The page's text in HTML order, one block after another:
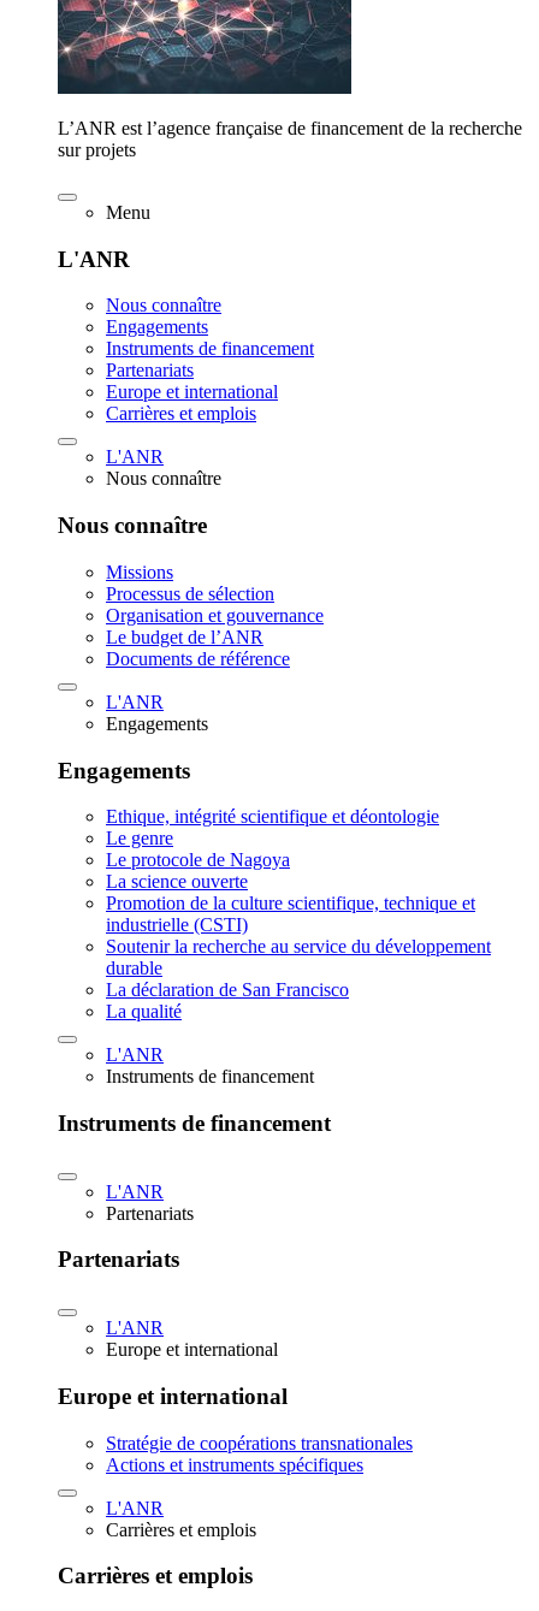
L’ANR est l’agence française de financement de la recherche
sur projets
Menu
L'ANR
Nous connaître
Engagements
Instruments de financement
Partenariats
Europe et international
Carrières et emplois
L'ANR
Nous connaître
Nous connaître
Missions
Processus de sélection
Organisation et gouvernance
Le budget de l’ANR
Documents de référence
L'ANR
Engagements
Engagements
Ethique, intégrité scientifique et déontologie
Le genre
Le protocole de Nagoya
La science ouverte
Promotion de la culture scientifique, technique et
industrielle (CSTI)
Soutenir la recherche au service du développement
durable
La déclaration de San Francisco
La qualité
L'ANR
Instruments de financement
Instruments de financement
L'ANR
Partenariats
Partenariats
L'ANR
Europe et international
Europe et international
Stratégie de coopérations transnationales
Actions et instruments spécifiques
L'ANR
Carrières et emplois
Carrières et emplois